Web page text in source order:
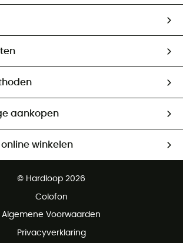
aankopen
online winkelen
100 dagen
© Hardloop 2026
Colofon
Algemene Voorwaarden
Privacyverklaring